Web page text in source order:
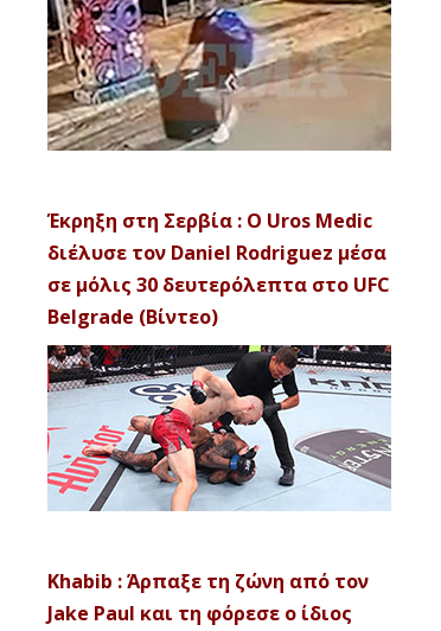
Έκρηξη στη Σερβία : Ο Uros Medic
διέλυσε τον Daniel Rodriguez μέσα
σε μόλις 30 δευτερόλεπτα στο UFC
Belgrade (Βίντεο)
Khabib : Άρπαξε τη ζώνη από τον
Jake Paul και τη φόρεσε ο ίδιος